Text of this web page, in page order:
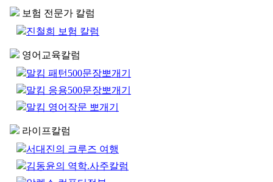
보험 전문가 칼럼
진철희 보험 칼럼
영어교육칼럼
말킴 패턴500문장뽀개기
말킴 응용500문장뽀개기
말킴 영어작문 뽀개기
라이프칼럼
서대진의 크루즈 여행
김동윤의 역학.사주칼럼